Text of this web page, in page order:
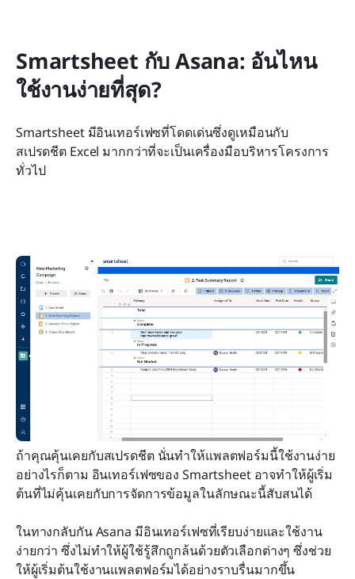
Smartsheet กับ Asana: อันไหน
ใช้งานง่ายที่สุด?
Smartsheet มีอินเทอร์เฟซที่โดดเด่นซึ่งดูเหมือนกับ
สเปรดชีต Excel มากกว่าที่จะเป็นเครื่องมือบริหารโครงการ
ทั่วไป
ถ้าคุณคุ้นเคยกับสเปรดชีต นั่นทำให้แพลตฟอร์มนี้ใช้งานง่าย
อย่างไรก็ตาม อินเทอร์เฟซของ Smartsheet อาจทำให้ผู้เริ่ม
ต้นที่ไม่คุ้นเคยกับการจัดการข้อมูลในลักษณะนี้สับสนได้
ในทางกลับกัน Asana มีอินเทอร์เฟซที่เรียบง่ายและใช้งาน
ง่ายกว่า ซึ่งไม่ทำให้ผู้ใช้รู้สึกถูกล้นด้วยตัวเลือกต่างๆ ซึ่งช่วย
ให้ผู้เริ่มต้นใช้งานแพลตฟอร์มได้อย่างราบรื่นมากขึ้น